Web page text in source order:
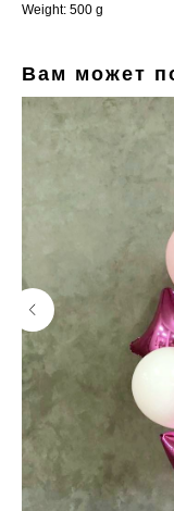
Weight: 500 g
Вам может